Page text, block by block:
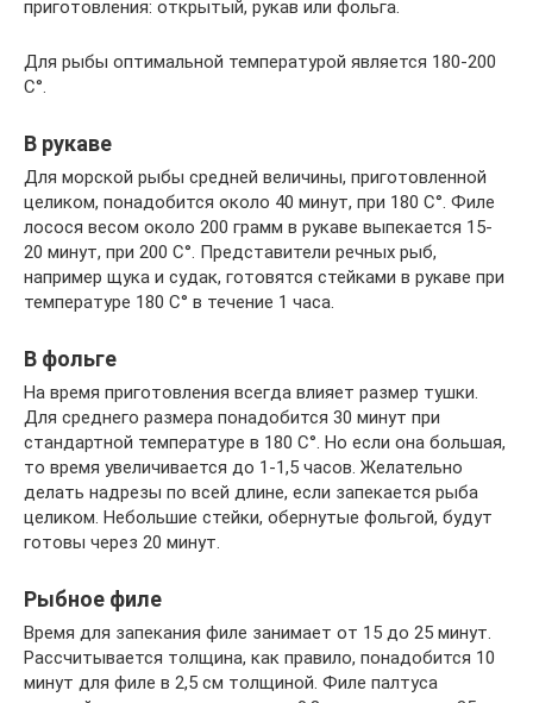
приготовления: открытый, рукав или фольга.
Для рыбы оптимальной температурой является 180-200
С°.
В рукаве
Для морской рыбы средней величины, приготовленной
целиком, понадобится около 40 минут, при 180 С°. Филе
лосося весом около 200 грамм в рукаве выпекается 15-
20 минут, при 200 С°. Представители речных рыб,
например щука и судак, готовятся стейками в рукаве при
температуре 180 С° в течение 1 часа.
В фольге
На время приготовления всегда влияет размер тушки.
Для среднего размера понадобится 30 минут при
стандартной температуре в 180 С°. Но если она большая,
то время увеличивается до 1-1,5 часов. Желательно
делать надрезы по всей длине, если запекается рыба
целиком. Небольшие стейки, обернутые фольгой, будут
готовы через 20 минут.
Рыбное филе
Время для запекания филе занимает от 15 до 25 минут.
Рассчитывается толщина, как правило, понадобится 10
минут для филе в 2,5 см толщиной. Филе палтуса